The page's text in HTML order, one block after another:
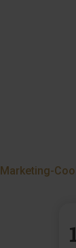
Marketing-